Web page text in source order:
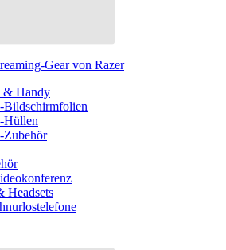
Gear von Razer
& Handy
Bildschirmfolien
Hüllen
Zubehör
Headsets